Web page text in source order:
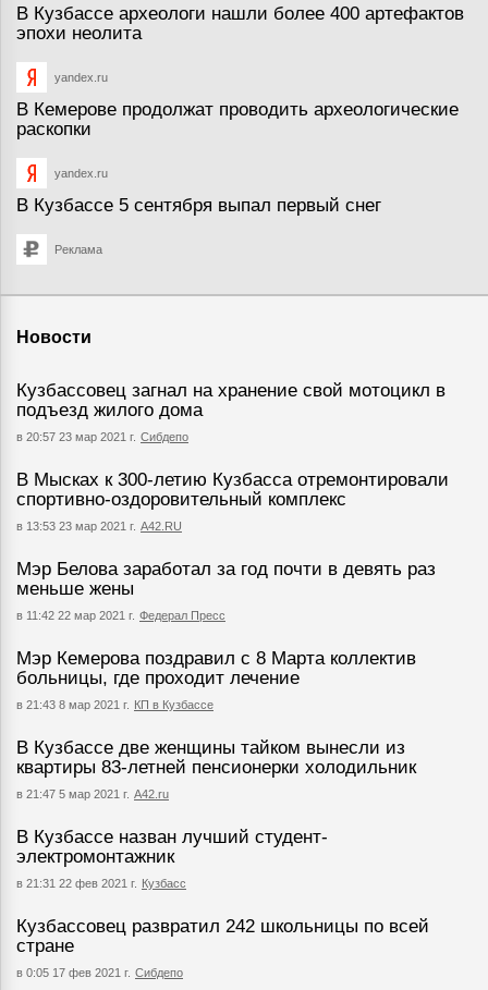
В Кузбассе археологи нашли более 400 артефактов
эпохи неолита
yandex.ru
В Кемерове продолжат проводить археологические
раскопки
yandex.ru
В Кузбассе 5 сентября выпал первый снег
Реклама
Новости
Кузбассовец загнал на хранение свой мотоцикл в
подъезд жилого дома
в 20:57 23 мар 2021 г. Сибдепо
В Мысках к 300-летию Кузбасса отремонтировали
спортивно-оздоровительный комплекс
в 13:53 23 мар 2021 г. А42.RU
Мэр Белова заработал за год почти в девять раз
меньше жены
в 11:42 22 мар 2021 г. Федерал Пресс
Мэр Кемерова поздравил с 8 Марта коллектив
больницы, где проходит лечение
в 21:43 8 мар 2021 г. КП в Кузбассе
В Кузбассе две женщины тайком вынесли из
квартиры 83-летней пенсионерки холодильник
в 21:47 5 мар 2021 г. А42.ru
В Кузбассе назван лучший студент-
электромонтажник
в 21:31 22 фев 2021 г. Кузбасс
Кузбассовец развратил 242 школьницы по всей
стране
в 0:05 17 фев 2021 г. Сибдепо